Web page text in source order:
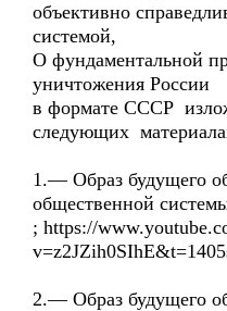
объективно
системой,
О фундаментальной
уничтожения России
в формате СССР
следующих
1.— Образ будущего
общественной
; https://
2.— Образ будущего